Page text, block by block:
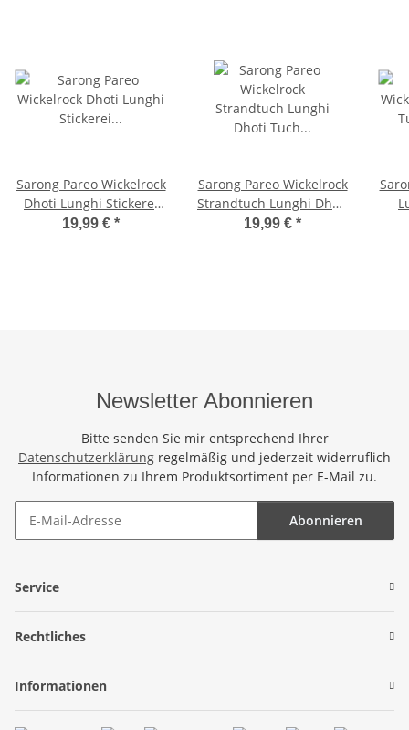
Sarong Pareo Wickelrock
Dhoti Lunghi Stickerei
Schmetterling Tuch
19,99 € *
Sarong Pareo Wickelrock
Strandtuch Lunghi Dhoti
Tuch Schlicht Uni Hell
19,99 € *
Newsletter Abonnieren
Bitte senden Sie mir entsprechend Ihrer
Datenschutzerklärung regelmäßig und jederzeit widerruflich
Informationen zu Ihrem Produktsortiment per E-Mail zu.
Abonnieren
Service
Rechtliches
Informationen